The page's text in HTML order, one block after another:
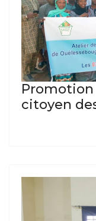
citoyen